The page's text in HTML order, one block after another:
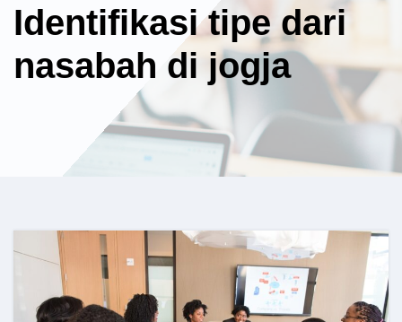
Identifikasi tipe dari
nasabah di jogja